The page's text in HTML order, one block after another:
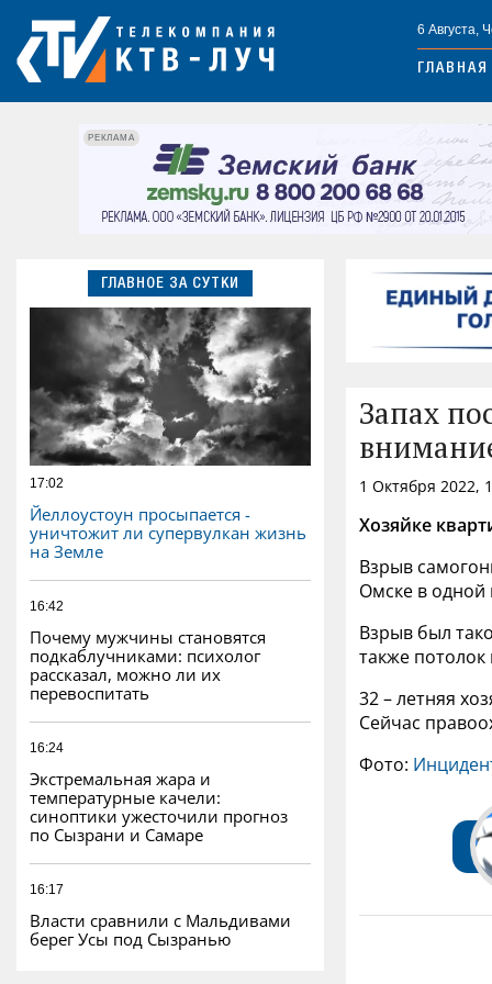
6 Августа,
ГЛАВНАЯ
РЕКЛАМА
ГЛАВНОЕ ЗА СУТКИ
17:02
Йеллоустоун просыпается -
уничтожит ли супервулкан жизнь
на Земле
16:42
Почему мужчины становятся
подкаблучниками: психолог
рассказал, можно ли их
перевоспитать
16:24
Экстремальная жара и
температурные качели:
синоптики ужесточили прогноз
по Сызрани и Самаре
16:17
Власти сравнили с Мальдивами
берег Усы под Сызранью
Запах
1 Октября 2022,
Хозяйке
Взрыв
Омске в одной
Взрыв был
также потолок
32 – летняя
Сейчас
Фото: